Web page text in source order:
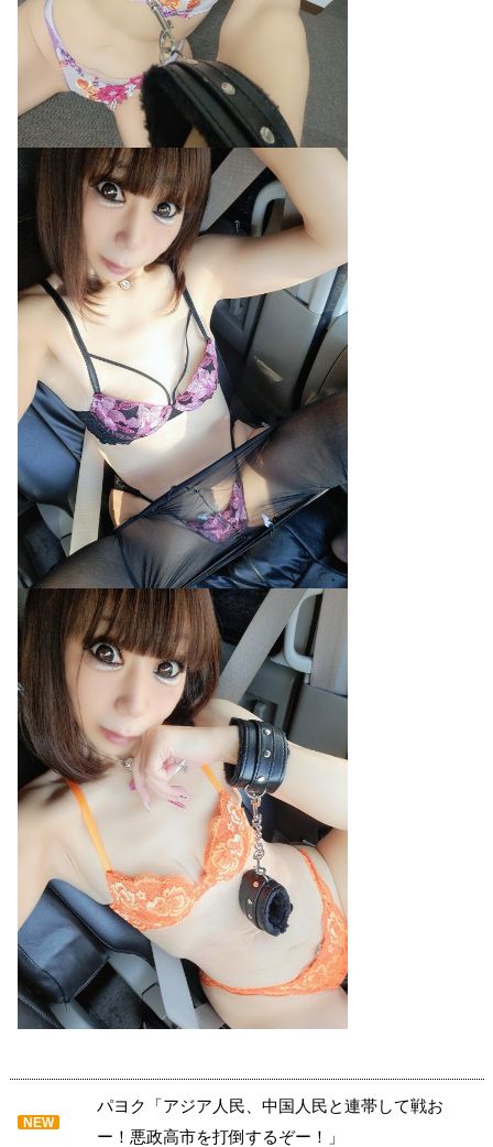
NEW
パヨク「アジア人民、中国人民と連帯して戦お
ー！悪政高市を打倒するぞー！」